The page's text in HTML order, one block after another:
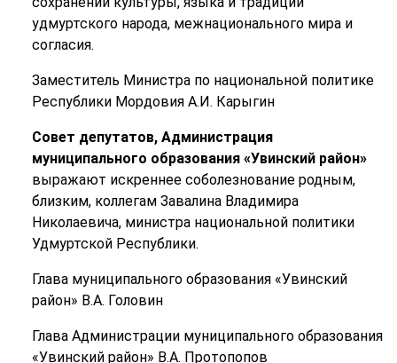
удмуртского народа, межнационального мира и
согласия.
Заместитель Министра по национальной политике
Республики Мордовия А.И. Карыгин
Совет депутатов, Администрация
муниципального образования «Увинский район»
выражают искреннее соболезнование родным,
близким, коллегам Завалина Владимира
Николаевича, министра национальной политики
Удмуртской Республики.
Глава муниципального образования «Увинский
район» В.А. Головин
Глава Администрации муниципального образования
«Увинский район» В.А. Протопопов